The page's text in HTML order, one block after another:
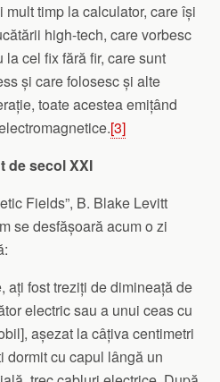
timp la calculator, care își
high-tech, care vorbesc
cel fix fără fir, care sunt
și care folosesc și alte
toate acestea emițând
[3]
de secol XXI
Fields”, B. Blake Levitt
se desfășoară acum o zi
ați fost treziți de dimineață de
electric sau a unui ceas cu
așezat la câțiva centimetri
dormit cu capul lângă un